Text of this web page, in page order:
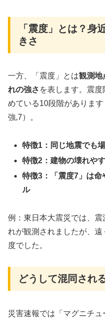
「震度」とは？身
きさ
一方、「震度」とは観測地
れの強さ を表します。震
めている10段階がありま
強,7）。
特徴1：同じ地震でも
特徴2：建物の壊れや
特徴3：「震度7」は
ル
例：東日本大震災では、
れが観測されましたが、
度でした。
どうして混同され
災害速報では「マグニチ